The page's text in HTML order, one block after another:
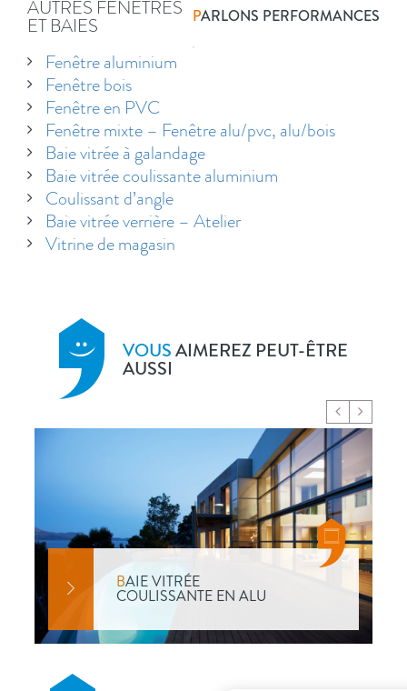
PARLONS PERFORMANCES
AUTRES FENÊTRES
ET BAIES
Fenêtre aluminium
Fenêtre bois
Fenêtre en PVC
Fenêtre mixte – Fenêtre alu/pvc, alu/bois
Baie vitrée à galandage
Baie vitrée coulissante aluminium
Coulissant d’angle
Baie vitrée verrière – Atelier
Vitrine de magasin
VOUSAIMEREZ PEUT-ÊTRE
AUSSI
BAIE VITRÉE
COULISSANTE EN ALU